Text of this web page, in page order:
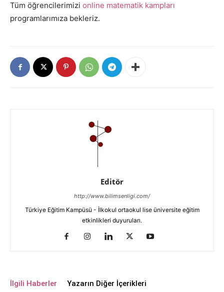
Tüm öğrencilerimizi online matematik kampları
programlarımıza bekleriz.
Editör
http://www.bilimsenligi.com/
Türkiye Eğitim Kampüsü - İlkokul ortaokul lise üniversite eğitim
etkinlikleri duyuruları.
İlgili Haberler Yazarın Diğer İçerikleri